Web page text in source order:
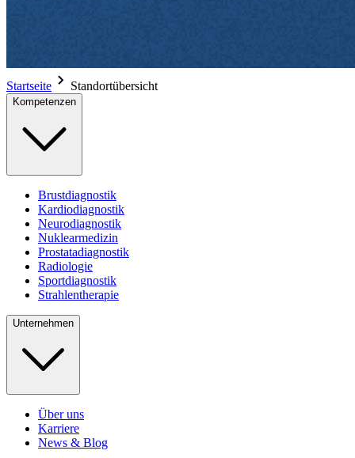
Startseite Standortübersicht
Kompetenzen
Brustdiagnostik
Kardiodiagnostik
Neurodiagnostik
Nuklearmedizin
Prostatadiagnostik
Radiologie
Sportdiagnostik
Strahlentherapie
Unternehmen
Über uns
Karriere
News & Blog